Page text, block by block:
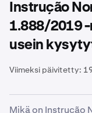
Instrução
1.888/2019
usein
Viimeksi päivitetty:
Mikä on Instrução